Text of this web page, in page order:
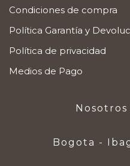
Condiciones de compra
Política Garantía y
Política de privacidad
Medios de Pago
Bogota -